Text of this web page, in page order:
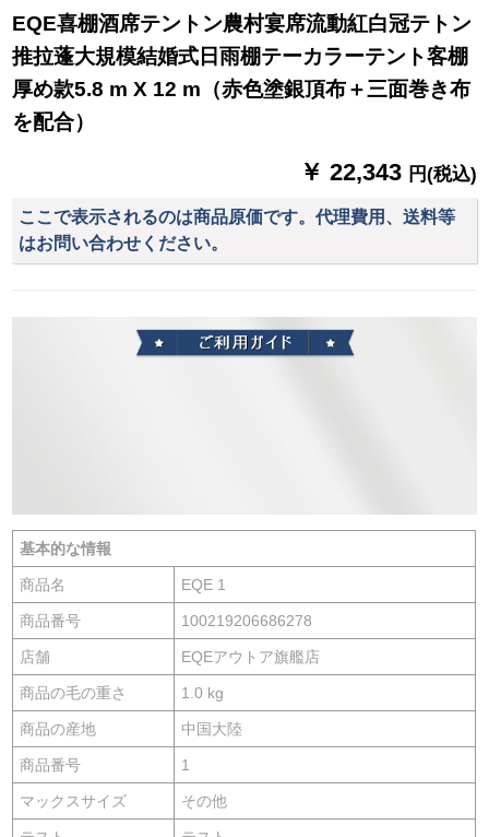
鋼）を張り出しま
す。
cm【太いキャンバ
ス】
EQE喜棚酒席テントン農村宴席流動紅白冠テトン
推拉蓬大規模結婚式日雨棚テーカラーテント客棚
厚め款5.8 m X 12 m（赤色塗銀頂布＋三面巻き布
を配合）
￥ 22,343 円(税込)
ここで表示されるのは商品原価です。代理費用、送料等
はお問い合わせください。
基本的な情報
商品名 EQE 1
商品番号 100219206686278
店舗 EQEアウトア旗艦店
商品の毛の重さ 1.0 kg
商品の産地 中国大陸
商品番号 1
マックスサイズ その他